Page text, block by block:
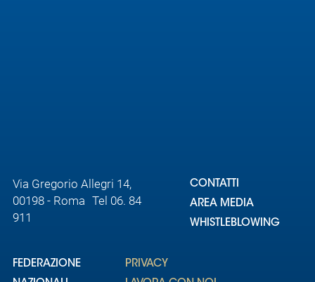
Via Gregorio Allegri 14,
00198 - Roma Tel 06. 84
911
CONTATTI
AREA MEDIA
WHISTLEBLOWING
FEDERAZIONE
PRIVACY